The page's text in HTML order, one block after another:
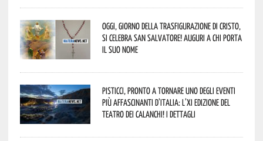
Oggi, giorno della Trasfigurazione di Cristo,
si celebra San Salvatore! Auguri a chi porta
il suo nome
Pisticci, pronto a tornare uno degli eventi
più affascinanti d’Italia: l’XI edizione del
Teatro dei Calanchi! I dettagli